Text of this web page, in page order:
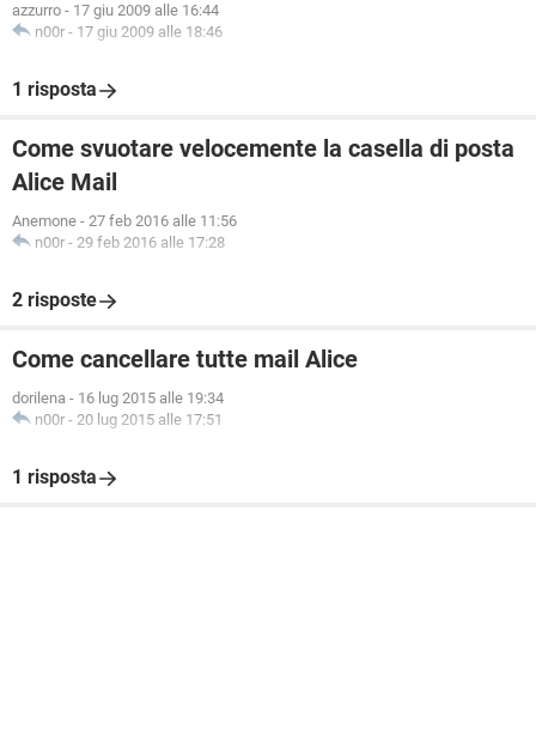
azzurro - 17 giu 2009 alle 16:44
n00r - 17 giu 2009 alle 18:46
1 risposta
Come svuotare velocemente la casella di posta
Alice Mail
Anemone - 27 feb 2016 alle 11:56
n00r - 29 feb 2016 alle 17:28
2 risposte
Come cancellare tutte mail Alice
dorilena - 16 lug 2015 alle 19:34
n00r - 20 lug 2015 alle 17:51
1 risposta